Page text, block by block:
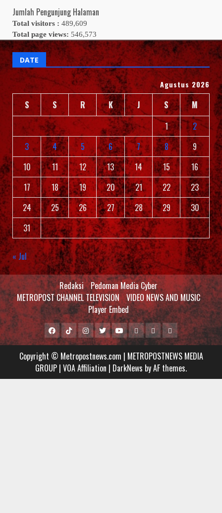
Jumlah Pengunjung Halaman
Total visitors : 489,609
Total page views: 546,573
DATE
Agustus 2026
S S R K J S
M
1
2
3
4 5 6 7 8
9
10
11 12 13 14 15
16
17
18 19 20 21 22
23
24
25 26 27 28 29
30
31
« Jul
Redaksi Pedoman Media Cyber
METROPOST CHANNEL TELEVISION VIDEO NEWS AND MUSIC
Player Embed
Facebook
Tiktok
Metropostnews
Media
Group
Instagram
TwitterYoutubeMCTVVIDEO
NEWS
AND
MUSIC
Player
Embed
Copyright © Metropostnews.com | METROPOSTNEWS MEDIA
GROUP | VOA Affiliation | DarkNews by AF themes.